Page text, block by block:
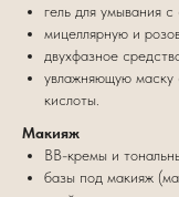
гель для умывания с
мицеллярную и
двухфазное
увлажняющую маску
кислоты.
Макияж
BB-кремы и
базы под макияж